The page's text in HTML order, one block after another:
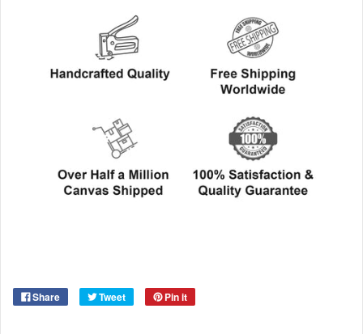
Share Tweet Pin it